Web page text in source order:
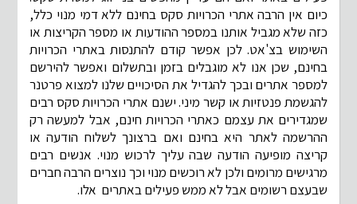
כיום אין הרבה אתרי הכרויות סקס בחינם ללא דמי מנוי כלל,
כזה שלא מגביל אותנו במספר ההודעות או מספר הקריצות או
השימוש בצ'אט. לכן אפשר קודם להתנסות באתרי הכרויות
בחינם, שכן אנו לא מוגבלים בזמן ובתשלום ואפשר להירשם
למספר אתרים ובכך להגדיל את הסיכויים שלנו למצוא פרטנר
להגשמת פנטזיות או קשר מיני. ישנם אתרי הכרויות סקס רבים
שמגדירים את עצמם כאתרי הכרויות חינם, אבל למעשה רק
ההרשמה לאתר היא בחינם ואם ברצונך לשלוח הודעה או
קריצה מופיעה הודעה שבה עליך לרכוש מנוי. אנשים רבים
מרגישים מרומים ולכן לא רוכשים מנוי וכך נוצרים הרבה חברים
שבעצם רשומים אבל לא ממש פעילים באתרים אלו.